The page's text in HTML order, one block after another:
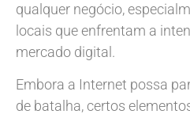
qualquer negócio,
locais que enfrentam a
mercado digital.
Embora a Internet possa
de batalha, certos